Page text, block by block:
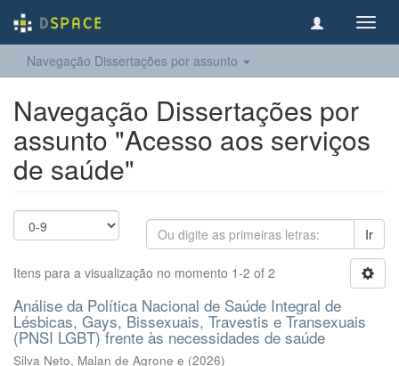
Navegação Dissertações por assunto
Navegação Dissertações por
assunto "Acesso aos serviços
de saúde"
Ir
Itens para a visualização no momento 1-2 of 2
Análise da Política Nacional de Saúde Integral de
Lésbicas, Gays, Bissexuais, Travestis e Transexuais
(PNSI LGBT) frente às necessidades de saúde
Silva Neto, Malan de Agrone e (2026)